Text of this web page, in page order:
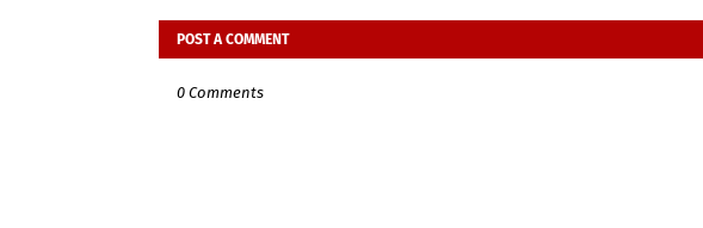
POST A COMMENT
0 Comments